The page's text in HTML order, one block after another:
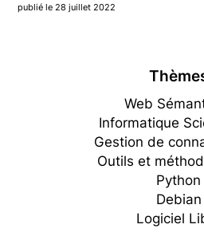
publié le 28 juillet 2022
Web
Informatique
Gestion de
Outils et
Python
Debian
Logiciel